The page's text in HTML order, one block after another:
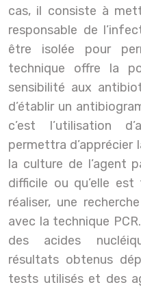
cas, il consiste à
responsable de
être isolée pour
technique offre la
sensibilité aux
d’établir un
c’est l’utilisation
permettra d’apprécier
la culture de l’agent
difficile ou qu’elle
réaliser, une
avec la technique
des acides
résultats obtenus
tests utilisés et des